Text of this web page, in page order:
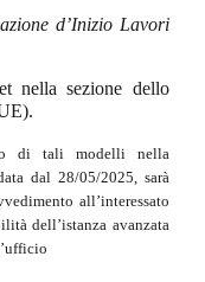
d’Inizio Lavori
nella sezione dello
di tali modelli nella
dal 28/05/2025, sarà
all’interessato
dell’istanza avanzata